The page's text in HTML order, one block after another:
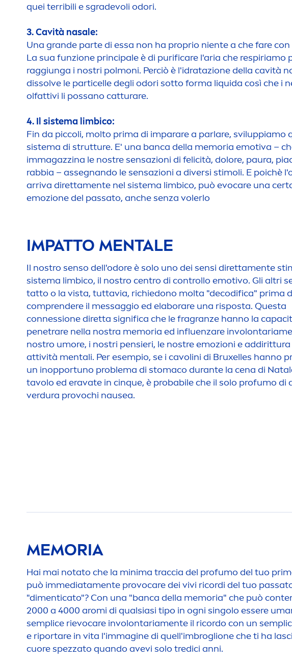
quei terribili e sgradevoli odori.
3. Cavità nasale:
Una grande parte di essa non ha proprio niente a che fare con
La sua funzione principale è di purificare l'aria che respiriamo
raggiunga i nostri polmoni. Perciò è l'idratazione della cavità
dissolve le particelle degli odori sotto forma liquida così che i
olfattivi li possano catturare.
4. Il sistema limbico:
Fin da piccoli, molto prima di imparare a parlare, sviluppiamo
sistema di strutture. E' una banca della memoria emotiva –
immagazzina le nostre sensazioni di felicità, dolore, paura,
rabbia – assegnando le sensazioni a diversi stimoli. E poichè
arriva direttamente nel sistema limbico, può evocare una
emozione del passato, anche senza volerlo
IMPATTO MENTALE
Il nostro senso dell'odore è solo uno dei sensi direttamente
sistema limbico, il nostro centro di controllo emotivo. Gli altri
tatto o la vista, tuttavia, richiedono molta "decodifica" prima
comprendere il messaggio ed elaborare una risposta. Questa
connessione diretta significa che le fragranze hanno la
penetrare nella nostra memoria ed influenzare involontaria
nostro umore, i nostri pensieri, le nostre emozioni e
attività mentali. Per esempio, se i cavolini di Bruxelles hanno
un inopportuno problema di stomaco durante la cena di
tavolo ed eravate in cinque, è probabile che il solo profumo di
verdura provochi nausea.
MEMORIA
Hai mai notato che la minima traccia del profumo del tuo
può immediatamente provocaredei vivi ricordi del tuo
"dimenticato"? Con una "banca della memoria" che può
2000 a 4000 aromi di qualsiasi tipo in ogni singolo essere
semplice rievocare involontariamente il ricordo con un
e riportare in vita l'immagine di quell'imbroglione che ti ha
cuore spezzato quando avevi solo tredici anni.